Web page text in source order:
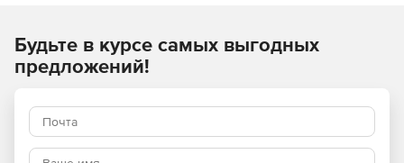
Основные опции:
Полная поддержка SFTP (FTP через SSH) и SCP
(защищенная копия).
Будьте в курсе самых выгодных
предложений!